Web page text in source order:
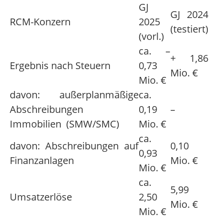
RCM-Konzern
GJ
2025
(vorl.)
GJ 2024
(testiert)
Ergebnis nach Steuern
ca. –
0,73
Mio. €
+ 1,86
Mio. €
davon: außerplanmäßige
Abschreibungen
Immobilien (SMW/SMC)
ca.
0,19
Mio. €
–
davon: Abschreibungen auf
Finanzanlagen
ca.
0,93
Mio. €
0,10
Mio. €
Umsatzerlöse
ca.
2,50
Mio. €
5,99
Mio. €